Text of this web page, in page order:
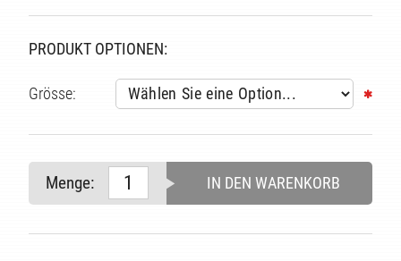
PRODUKT OPTIONEN:
Grösse:
Menge: IN DEN WARENKORB